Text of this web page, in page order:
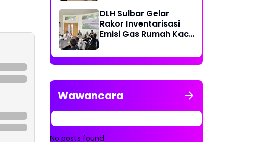
DLH Sulbar Gelar
Rakor Inventarisasi
Emisi Gas Rumah Kaca
Wawancara
No posts found.